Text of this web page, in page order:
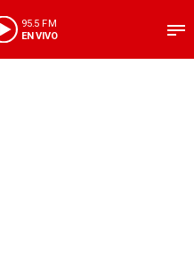
95.5 FM
EN VIVO